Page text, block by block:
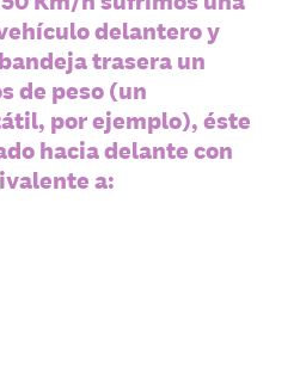
delantero y
trasera un
de peso (un
por ejemplo), éste
hacia delante con
a: